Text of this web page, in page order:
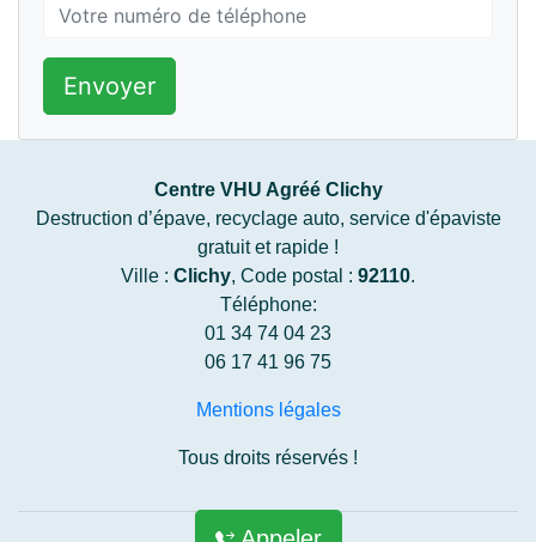
Envoyer
Centre VHU Agréé Clichy
Destruction d’épave, recyclage auto, service d'épaviste
gratuit et rapide !
Ville : Clichy, Code postal : 92110.
Téléphone:
01 34 74 04 23
06 17 41 96 75
Mentions légales
Tous droits réservés !